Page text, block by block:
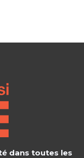
dans toutes les